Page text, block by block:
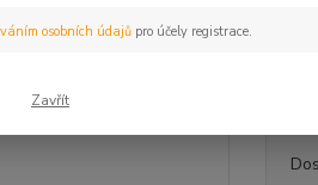
osobních údajůpro účely registrace.
Zavřít